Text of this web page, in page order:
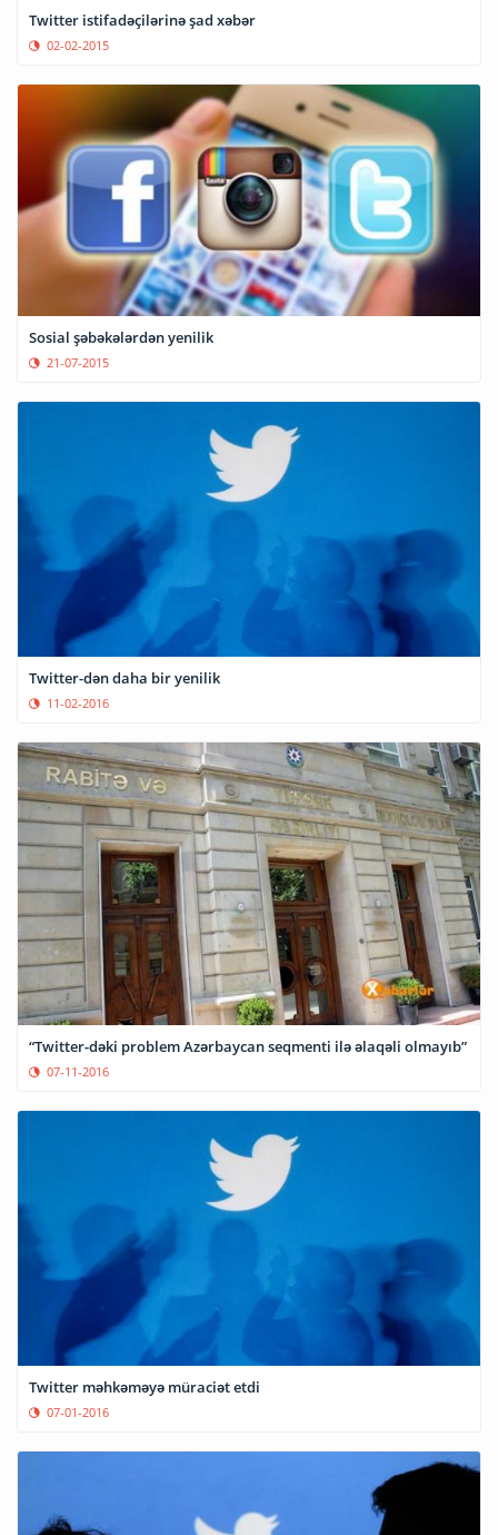
Twitter istifadəçilərinə şad xəbər
02-02-2015
Sosial şəbəkələrdən yenilik
21-07-2015
Twitter-dən daha bir yenilik
11-02-2016
“Twitter-dəki problem Azərbaycan seqmenti ilə əlaqəli olmayıb”
07-11-2016
Twitter məhkəməyə müraciət etdi
07-01-2016